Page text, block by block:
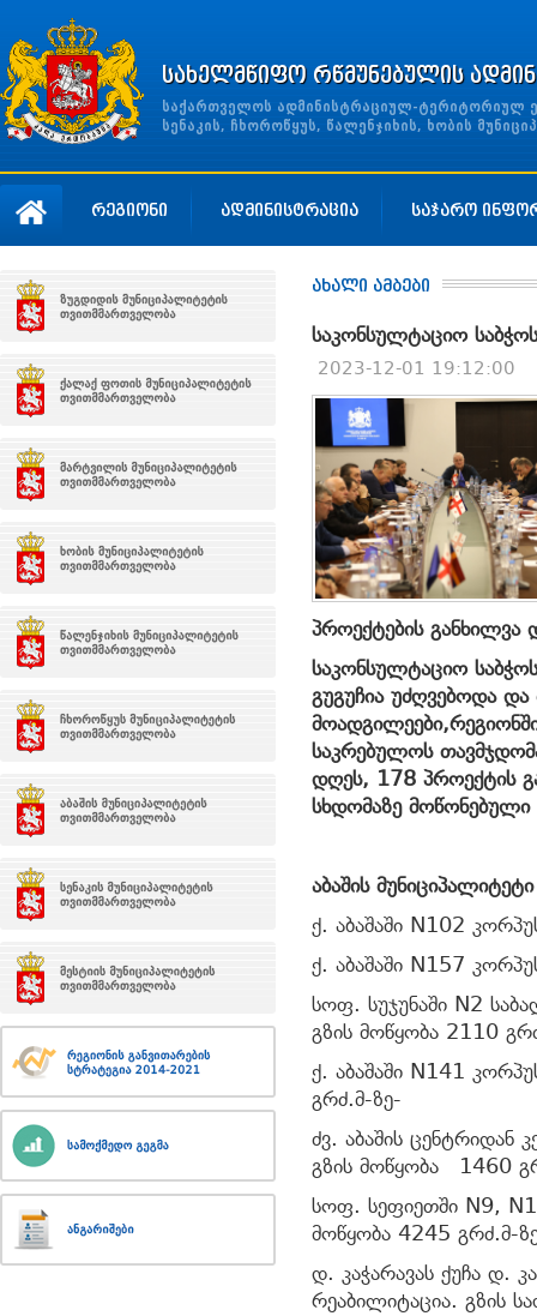
სახელმწიფო რწმუნებულის
საქართველოს ადმინისტრაციულ-ტერიტორიულ
სენაკის, ჩხოროწყუს, წალენჯიხის, ხობის
რეგიონი ადმინისტრაცია საჯარო
ახალი ამბები
საკონსულტაციო
2023-12-01 19:12:00
პროექტების განხილვა
საკონსულტაციო
გუგუჩიაუძღვებოდა და
საკრებულოს
დღეს, 178 პროექტის
სხდომაზე
აბაშის მუნიციპალიტეტი
ქ. აბაშაში N102
ქ. აბაშაში N157
სოფ. სუჯუნაში N2
გზის მოწყობა 2110
ქ. აბაშაში N141
გრძ.მ-ზე-
ძვ. აბაშის
გზის მოწყობა 1460
სოფ. სეფიეთში N9,
მოწყობა 4245 გრძ.მ-
დ. კაჭარავას ქუჩა დ.
რეაბილიტაცია. გზის